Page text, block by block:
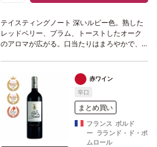
テイスティングノート 深いルビー色。熟した
レッドベリー、プラム、トーストしたオーク
のアロマが広がる。口当たりはまろやかで、
かいタンニンとバランスの取れたフレッシュ
さを伴う。滑らかなフィニッシュは、チェリ
ーとほのかな土の余韻が長く残る。
きのこ添え仔牛煮込みなどと好相性
メルロー
*本ヴィンテージが在庫切れの場合、
在庫があり価格が同様の場合は自動的に次の
ヴィンテージに変更されます、ご了承くださ
赤ワイン
辛口
まとめ買い
フランス ボルド
ー ラランド・ド・ポ
ムロール